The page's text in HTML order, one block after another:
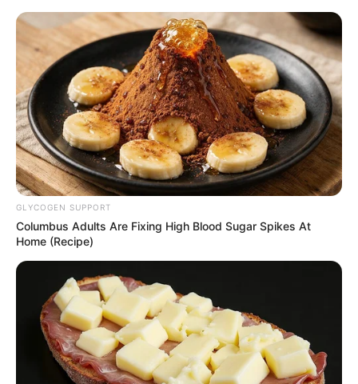
HOME
INSPIRASI
STYLE
FILM &
SERIES
NGAKAK
QUOTES
HYPE
MORE
GLYCOGEN SUPPORT
Columbus Adults Are Fixing High Blood Sugar Spikes At
Home (Recipe)